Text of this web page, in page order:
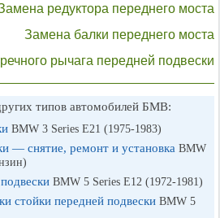
редуктора переднего моста
Замена балки переднего моста
рычага передней подвески
типов автомобилей БМВ:
BMW 3 Series E21 (1975-1983)
— снятие, ремонт и установка BMW
BMW 5 Series E12 (1972-1981)
стойки передней подвески BMW 5